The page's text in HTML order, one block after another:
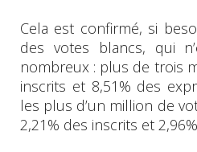
Cela est confirmé, si
des votes blancs, qui
nombreux : plus de trois
inscrits et 8,51% des
les plus d’un million de
2,21% des inscrits et